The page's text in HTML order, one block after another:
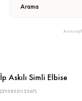
İp Askılı Simli Elbise
(2Y3855113367)